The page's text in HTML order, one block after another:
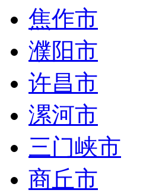
焦作市
濮阳市
许昌市
漯河市
三门峡市
商丘市